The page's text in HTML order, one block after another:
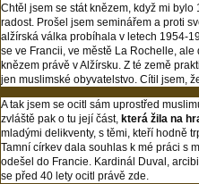
Chtěl jsem se stát knězem, když mi
radost. Prošel jsem seminářem a proti
alžírská válka probíhala v letech 1954-
se ve Francii, ve městě La Rochelle,
knězem právě v Alžírsku. Z té země
jen muslimské obyvatelstvo. Cítil jsem,
A tak jsem se ocitl sám uprostřed
zvláště pak o tu její část, která žila na
mladými delikventy, s těmi, kteří hodně
Tamní církev dala souhlas k mé práci s
odešel do Francie. Kardinál Duval,
se před 40 lety ocitl právě zde.